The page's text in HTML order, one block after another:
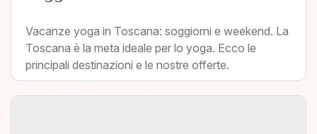
Vacanze yoga in Toscana: soggiorni e weekend. La
Toscana è la meta ideale per lo yoga. Ecco le
principali destinazioni e le nostre offerte.